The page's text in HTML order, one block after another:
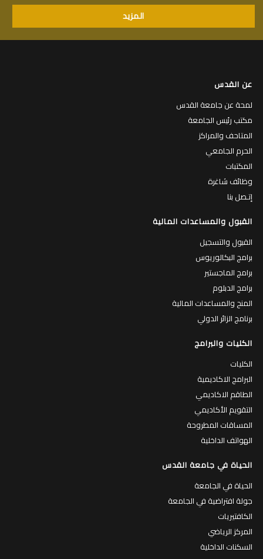
المزيد
عن القدس
لمحة عن جامعة القدس
مكتب رئيس الجامعة
المتاحف والمراكز
الحرم الجامعي
المكتبات
وظائف شاغرة
إتـصل بنا
القبول والمساعدات المالية
القبول والتسجيل
برامج البكالوريوس
برامج الماجستير
برامج الدبلوم
المنح والمساعدات المالية
برنامج الزائر الدولي
الكليات والبرامج
الكليات
البرامج الاكاديمية
الطاقم الاكاديمي
التقويم الأكاديمي
المساقات المطروحة
الهواتف الداخلية
الحياة في جامعة القدس
الحياة في الجامعة
جولة افتراضية في الجامعة
الكافتيريات
المركز الرياضي
السكنات الداخلية